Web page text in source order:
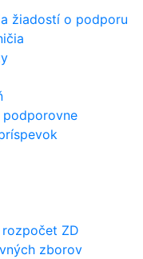
žiadostí o podporu
ZD
zborov